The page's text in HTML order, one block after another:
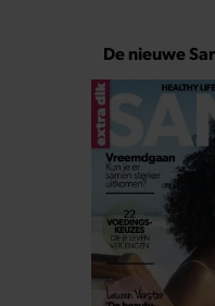
De nieuwe